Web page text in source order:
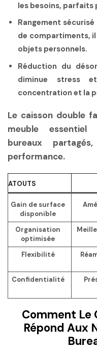
les besoins, parfaits
Rangement sécurisé
de compartiments,
objets personnels.
Réduction du
diminue stress
concentration et la
Le caisson double
meuble essentiel
bureaux
performance.
ATOUTS
Gain de surface
disponible
Organisation
optimisée
Flexibilité
Confidentialité
Comment Le
Répond Aux